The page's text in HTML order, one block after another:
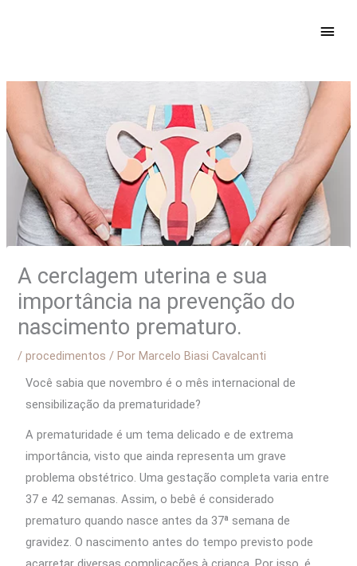
A cerclagem uterina e sua
importância na prevenção do
nascimento prematuro.
/procedimentos / Por Marcelo Biasi Cavalcanti
Você sabia que novembro é o mês internacional de
sensibilização da prematuridade?
A prematuridade é um tema delicado e de extrema
importância, visto que ainda representa um grave
problema obstétrico. Uma gestação completa varia entre
37 e 42 semanas. Assim, o bebê é considerado
prematuro quando nasce antes da 37ª semana de
gravidez. O nascimento antes do tempo previsto pode